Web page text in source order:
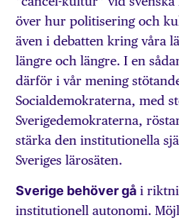
över hur politisering och
även i debatten kring våra
längre och längre. I en
därför i vår mening
Socialdemokraterna, med
Sverigedemokraterna,
stärka den institutionella
Sveriges lärosäten.
Sverige behöver gå i
institutionell autonomi.